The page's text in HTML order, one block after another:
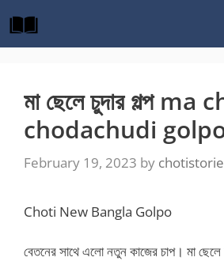
to
content
মা ছেলে চুদার গল্প ma
chodachudi
February 19, 2023 by
Choti New Bangla Golpo
বেতনের সাথে এলো নতুন কাজের চাপ। মা